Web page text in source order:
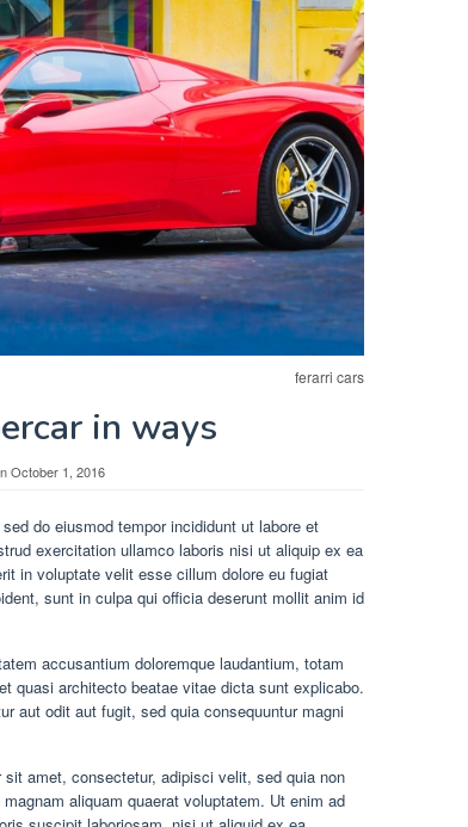
ferarri cars
in ways
October 1, 2016
do eiusmod tempor incididunt ut labore et
exercitation ullamco laboris nisi ut aliquip ex ea
in voluptate velit esse cillum dolore eu fugiat
sunt in culpa qui officia deserunt mollit anim id
accusantium doloremque laudantium, totam
quasi architecto beatae vitae dicta sunt explicabo.
aut odit aut fugit, sed quia consequuntur magni
amet, consectetur, adipisci velit, sed quia non
aliquam quaerat voluptatem. Ut enim ad